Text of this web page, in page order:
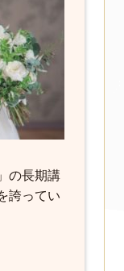
の長期講
誇ってい